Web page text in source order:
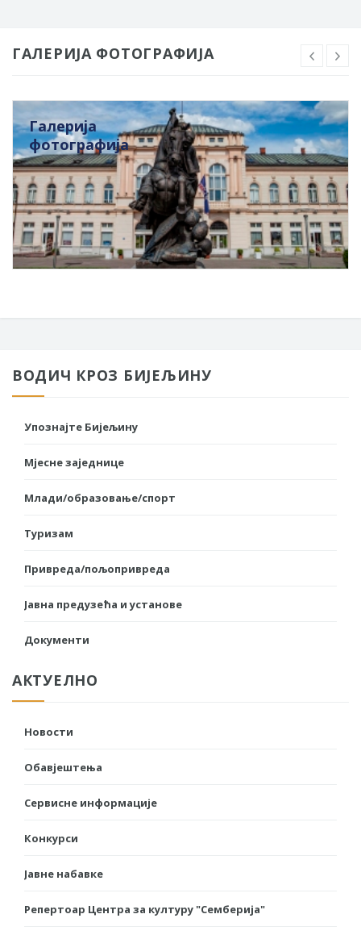
ГАЛЕРИЈА ФОТОГРАФИЈА
Галерија
фотографија
ВОДИЧ КРОЗ БИЈЕЉИНУ
Упознајте Бијељину
Мјесне заједнице
Млади/образовање/спорт
Туризам
Привреда/пољопривреда
Јавна предузећа и установе
Документи
АКТУЕЛНО
Новости
Обавјештења
Сервисне информације
Конкурси
Јавне набавке
Репертоар Центра за културу "Семберија"